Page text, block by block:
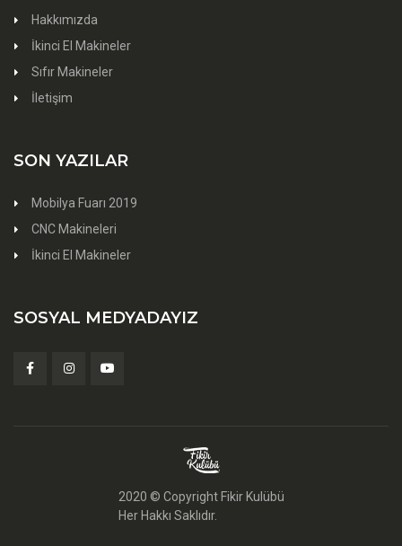
Hakkımızda
İkinci El Makineler
Sıfır Makineler
İletişim
SON YAZILAR
Mobilya Fuarı 2019
CNC Makineleri
İkinci El Makineler
SOSYAL MEDYADAYIZ
2020 © Copyright Fikir Kulübü
Her Hakkı Saklıdır.